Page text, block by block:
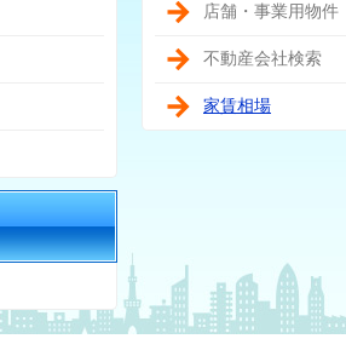
店舗・事業用物件
不動産会社検索
家賃相場